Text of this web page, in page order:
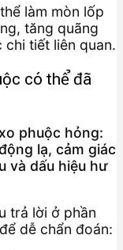
làm mòn lốp
tăng quãng
tiết liên quan.
có thể đã
phuộc hỏng:
lạ, cảm giác
và dấu hiệu hư
trả lời ở phần
dễ chẩn đoán: